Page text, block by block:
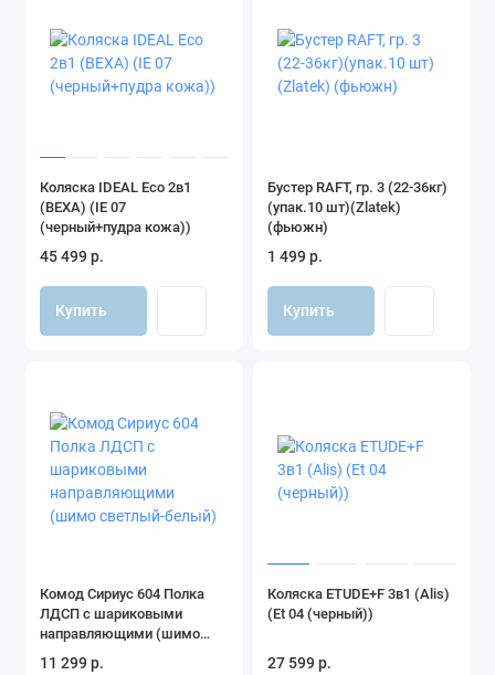
Коляска IDEAL Eco 2в1
(BEXA) (IE 07
(черный+пудра кожа))
45 499 р.
Купить
Бустер RAFT, гр. 3 (22-36кг)
(упак.10 шт)(Zlatek)
(фьюжн)
1 499 р.
Купить
Комод Сириус 604 Полка
ЛДСП с шариковыми
направляющими (шимо
светлый-белый)
11 299 р.
Коляска ETUDE+F 3в1 (Alis)
(Et 04 (черный))
27 599 р.